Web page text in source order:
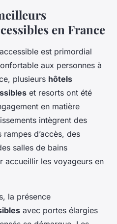
en France
est primordial
aux personnes à
plusieurs hôtels
et resorts ont été
en matière
intègrent des
d’accès, des
salles de bains
accueillir les voyageurs en
la présence
avec portes élargies